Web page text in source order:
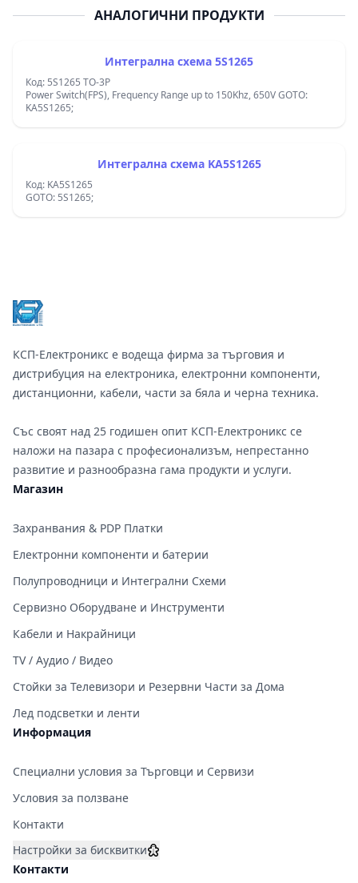
АНАЛОГИЧНИ ПРОДУКТИ
Интегрална схема 5S1265
Код: 5S1265 TO-3P
Power Switch(FPS), Frequency Range up to 150Khz, 650V GOTO:
KA5S1265;
Интегрална схема KA5S1265
Код: KA5S1265
GOTO: 5S1265;
КСП-Електроникс е водеща фирма за търговия и
дистрибуция на електроника, електронни компоненти,
дистанционни, кабели, части за бяла и черна техника.
Със своят над 25 годишен опит КСП-Електроникс се
наложи на пазара с професионализъм, непрестанно
развитие и разнообразна гама продукти и услуги.
Магазин
Захранвания & PDP Платки
Електронни компоненти и батерии
Полупроводници и Интегрални Схеми
Сервизно Оборудване и Инструменти
Кабели и Накрайници
TV / Аудио / Видео
Стойки за Телевизори и Резервни Части за Дома
Лед подсветки и ленти
Информация
Специални условия за Търговци и Сервизи
Условия за ползване
Контакти
Настройки за бисквитки
Контакти